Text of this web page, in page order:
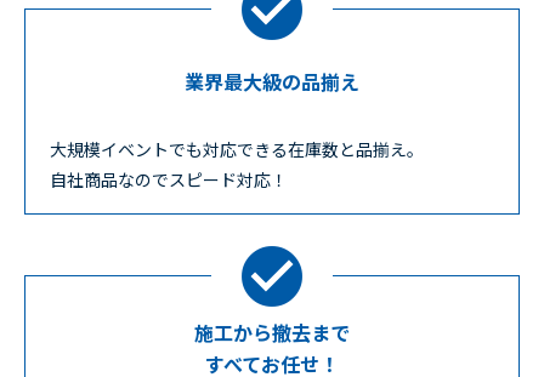
業界最大級の品揃え
大規模イベントでも対応できる在庫数と品揃え。
自社商品なのでスピード対応！
施工から撤去まで
すべてお任せ！